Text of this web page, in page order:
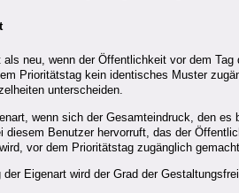
neu, wenn der Öffentlichkeit vor dem
Prioritätstag kein identisches Muster
unterscheiden.
wenn sich der Gesamteindruck, den
diesem Benutzer hervorruft, das der
vor dem Prioritätstag zugänglich
der Eigenart wird der Grad der